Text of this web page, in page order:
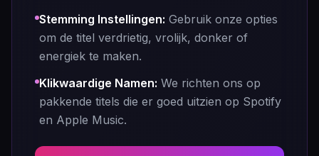
Stemming Instellingen: Gebruik onze opties
om de titel verdrietig, vrolijk, donker of
energiek te maken.
Klikwaardige Namen: We richten ons op
pakkende titels die er goed uitzien op Spotify
en Apple Music.